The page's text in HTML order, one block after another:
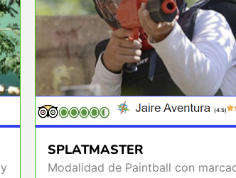
(4.5)
SPLATMASTER
Modalidad de Paintball con